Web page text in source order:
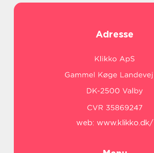
Adresse
web: www.klikko.dk/